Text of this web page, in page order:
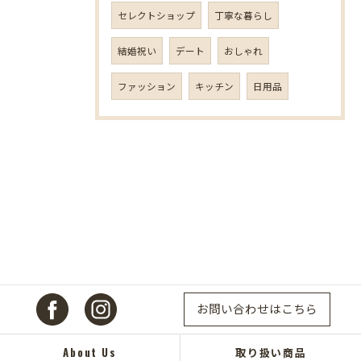
セレクトショップ 丁寧な暮らし
結婚祝い デート おしゃれ
ファッション キッチン 日用品
お問い合わせはこちら
About Us 取り扱い商品